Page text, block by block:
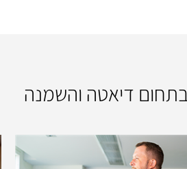
בתחום דיאטה והשמנה